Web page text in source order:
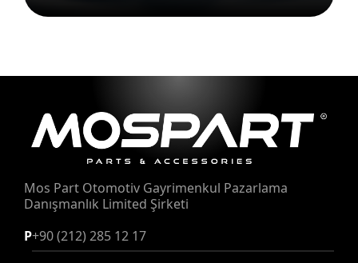
Mos Part Otomotiv Gayrimenkul Pazarlama
Danışmanlık Limited Şirketi
P+90 (212) 285 12 17